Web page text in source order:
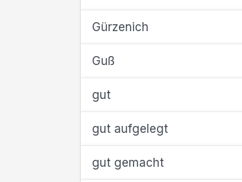
Gürzenich
Guß
gut
gut aufgelegt
gut gemacht